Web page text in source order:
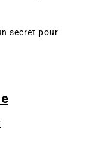
secret pour